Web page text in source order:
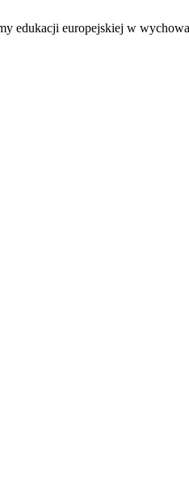
edukacji europejskiej w